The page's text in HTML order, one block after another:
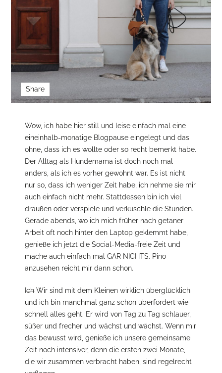
Share
Wow, ich habe hier still und leise einfach mal eine
eineinhalb-monatige Blogpause eingelegt und das
ohne, dass ich es wollte oder so recht bemerkt habe.
Der Alltag als Hundemama ist doch noch mal
anders, als ich es vorher gewohnt war. Es ist nicht
nur so, dass ich weniger Zeit habe, ich nehme sie mir
auch einfach nicht mehr. Stattdessen bin ich viel
draußen oder verspiele und verkuschle die Stunden.
Gerade abends, wo ich mich früher nach getaner
Arbeit oft noch hinter den Laptop geklemmt habe,
genieße ich jetzt die Social-Media-freie Zeit und
mache auch einfach mal GAR NICHTS. Pino
anzusehen reicht mir dann schon.
IchWir sind mit dem Kleinen wirklich überglücklich
und ich bin manchmal ganz schön überfordert wie
schnell alles geht. Er wird von Tag zu Tag schlauer,
süßer und frecher und wächst und wächst. Wenn mir
das bewusst wird, genieße ich unsere gemeinsame
Zeit noch intensiver, denn die ersten zwei Monate,
die wir zusammen verbracht haben, sind regelrecht